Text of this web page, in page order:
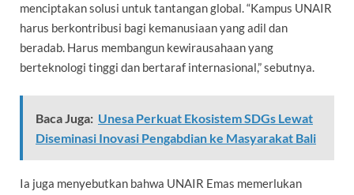
menciptakan solusi untuk tantangan global. “Kampus UNAIR
harus berkontribusi bagi kemanusiaan yang adil dan
beradab. Harus membangun kewirausahaan yang
berteknologi tinggi dan bertaraf internasional,” sebutnya.
Baca Juga: Unesa Perkuat Ekosistem SDGs Lewat
Diseminasi Inovasi Pengabdian ke Masyarakat Bali
Ia juga menyebutkan bahwa UNAIR Emas memerlukan